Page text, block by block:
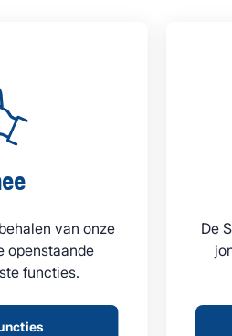
van onze
openstaande
functies.
De